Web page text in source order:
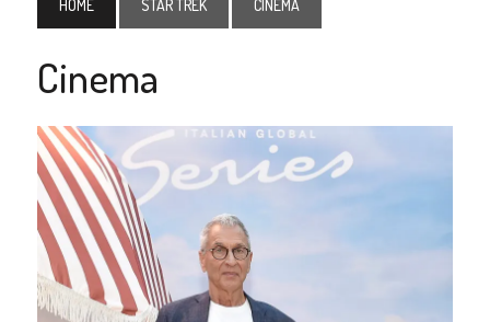
HOME STAR TREK CINEMA
Cinema